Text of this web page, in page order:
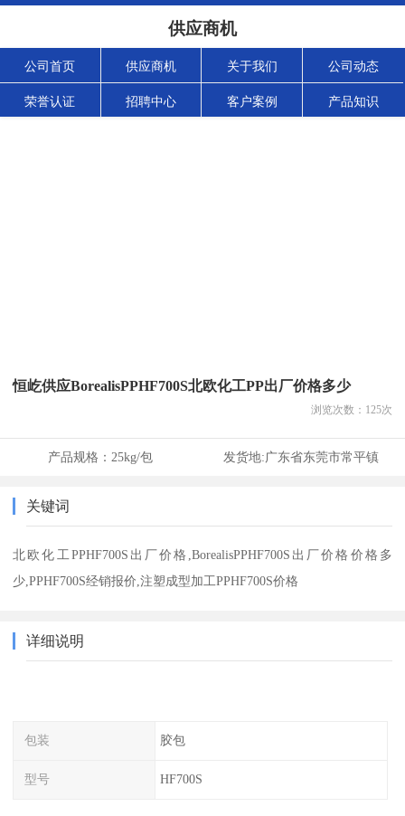
供应商机
公司首页 供应商机 关于我们 公司动态
荣誉认证 招聘中心 客户案例 产品知识
恒屹供应BorealisPPHF700S北欧化工PP出厂价格多少
浏览次数： 125次
产品规格： 25kg/包 发货地:广东省东莞市常平镇
关键词
北欧化工PPHF700S出厂价格,BorealisPPHF700S出厂价格价格多
少,PPHF700S经销报价,注塑成型加工PPHF700S价格
详细说明
包装 胶包
型号 HF700S